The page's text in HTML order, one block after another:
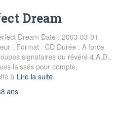
Dream
Dream Date : 2003-03-01
: Format : CD Durée : A force
signataires du révéré 4.A.D.,
laissés pour compte,
à Lire la suite
ans